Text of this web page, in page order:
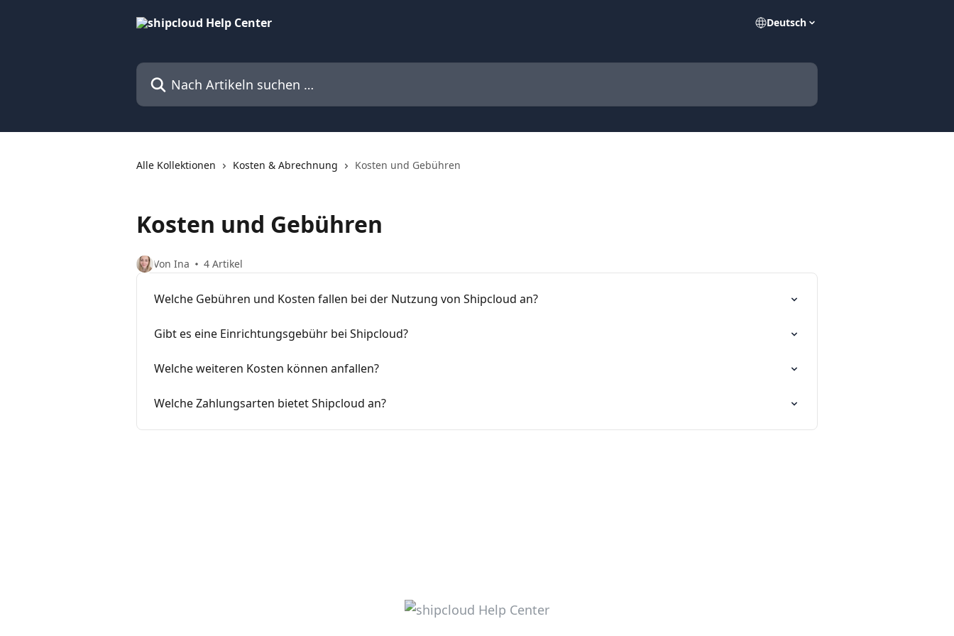
Deutsch
Nach Artikeln suchen …
Alle Kollektionen Kosten & Abrechnung Kosten und Gebühren
Kosten und Gebühren
Von Ina 4 Artikel
Welche Gebühren und Kosten fallen bei der Nutzung von Shipcloud an?
Gibt es eine Einrichtungsgebühr bei Shipcloud?
Welche weiteren Kosten können anfallen?
Welche Zahlungsarten bietet Shipcloud an?